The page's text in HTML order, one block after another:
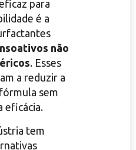
para
é a
não
. Esses
a reduzir a
sem
eficácia.
tem